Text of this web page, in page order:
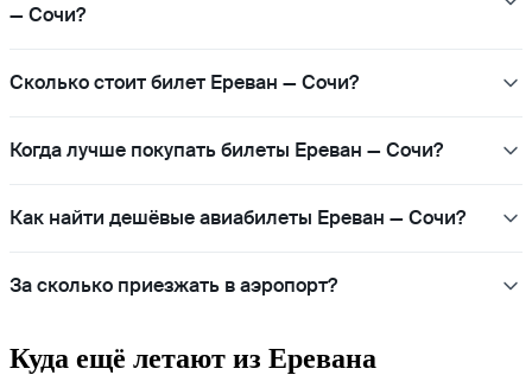
— Сочи?
Сколько стоит билет Ереван — Сочи?
Когда лучше покупать билеты Ереван — Сочи?
Как найти дешёвые авиабилеты Ереван — Сочи?
За сколько приезжать в аэропорт?
Куда ещё летают из Еревана